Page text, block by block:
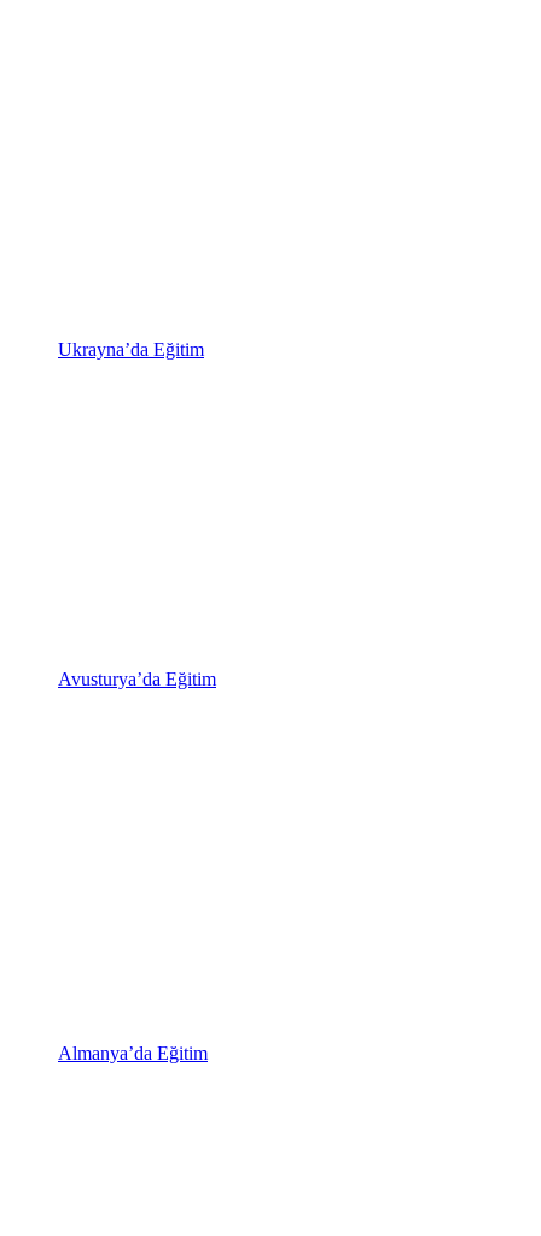
Ukrayna’da Eğitim
Avusturya’da Eğitim
Almanya’da Eğitim